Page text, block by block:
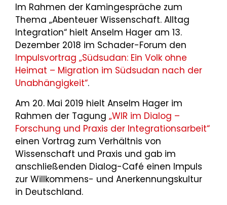
Im Rahmen der Kamingespräche zum
Thema „Abenteuer Wissenschaft. Alltag
Integration“ hielt Anselm Hager am 13.
Dezember 2018 im Schader-Forum den
Impulsvortrag „Südsudan: Ein Volk ohne
Heimat – Migration im Südsudan nach der
Unabhängigkeit“.
Am 20. Mai 2019 hielt Anselm Hager im
Rahmen der Tagung „WIR im Dialog –
Forschung und Praxis der Integrationsarbeit“
einen Vortrag zum Verhältnis von
Wissenschaft und Praxis und gab im
anschließenden Dialog-Café einen Impuls
zur Willkommens- und Anerkennungskultur
in Deutschland.